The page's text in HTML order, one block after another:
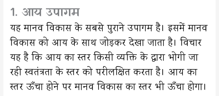
1. आय उपागम
यह मानव विकास के सबसे पुराने उपागम है। इसमें मानव
विकास को आय के साथ जोड़कर देखा जाता है। विचार
यह है कि आय का स्तर किसी व्यक्ति के द्वारा भोगी जा
रही स्वतंत्रता के स्तर को परीलक्षित करता है। आय का
स्तर ऊँचा होने पर मानव विकास का स्तर भी ऊँचा होगा।